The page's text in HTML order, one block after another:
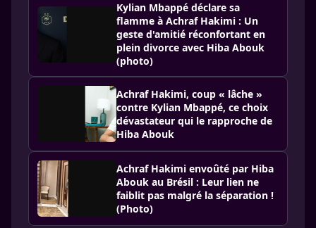
Kylian Mbappé déclare sa
flamme à Achraf Hakimi : Un
geste d'amitié réconfortant en
plein divorce avec Hiba Abouk
(photo)
Achraf Hakimi, coup « lâche »
contre Kylian Mbappé, ce choix
dévastateur qui le rapproche de
Hiba Abouk
Achraf Hakimi envoûté par Hiba
Abouk au Brésil : Leur lien ne
faiblit pas malgré la séparation !
(Photo)